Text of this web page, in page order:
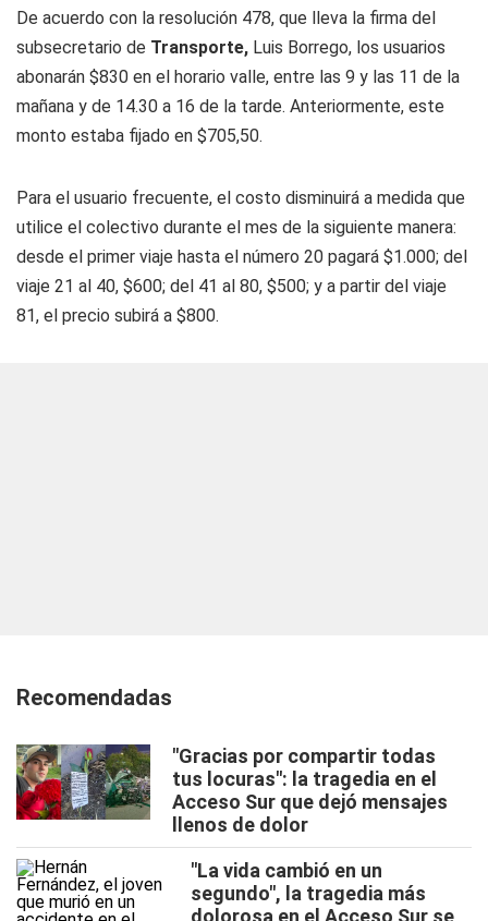
De acuerdo con la resolución 478, que lleva la firma del
subsecretario de Transporte, Luis Borrego, los usuarios
abonarán $830 en el horario valle, entre las 9 y las 11 de la
mañana y de 14.30 a 16 de la tarde. Anteriormente, este
monto estaba fijado en $705,50.
Para el usuario frecuente, el costo disminuirá a medida que
utilice el colectivo durante el mes de la siguiente manera:
desde el primer viaje hasta el número 20 pagará $1.000; del
viaje 21 al 40, $600; del 41 al 80, $500; y a partir del viaje
81, el precio subirá a $800.
Recomendadas
"Gracias por compartir todas
tus locuras": la tragedia en el
Acceso Sur que dejó mensajes
llenos de dolor
"La vida cambió en un
segundo", la tragedia más
dolorosa en el Acceso Sur se